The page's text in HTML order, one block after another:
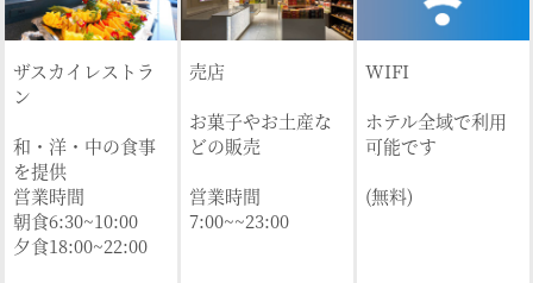
ザスカイレストラ
ン
和・洋・中の食事
を提供
営業時間
朝食6:30~10:00
夕食18:00~22:00
売店
お菓子やお土産な
どの販売
営業時間
7:00~~23:00
WIFI
ホテル全域で利用
可能です
(無料)